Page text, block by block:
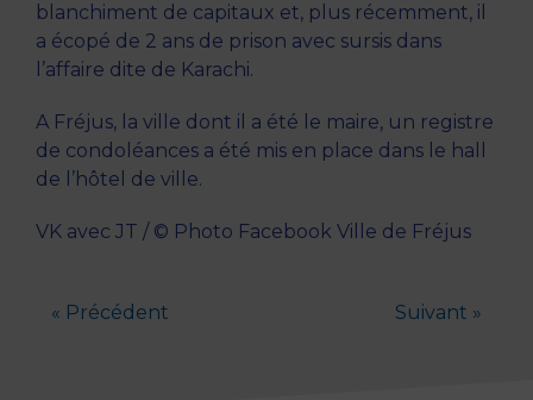
blanchiment de capitaux et, plus récemment, il
a écopé de 2 ans de prison avec sursis dans
l’affaire dite de Karachi.
A Fréjus, la ville dont il a été le maire, un registre
de condoléances a été mis en place dans le hall
de l’hôtel de ville.
VK avec JT / © Photo Facebook Ville de Fréjus
« Précédent Suivant »